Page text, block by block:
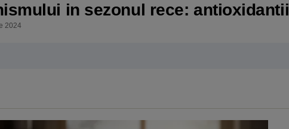
in sezonul rece: antioxidantii
2024